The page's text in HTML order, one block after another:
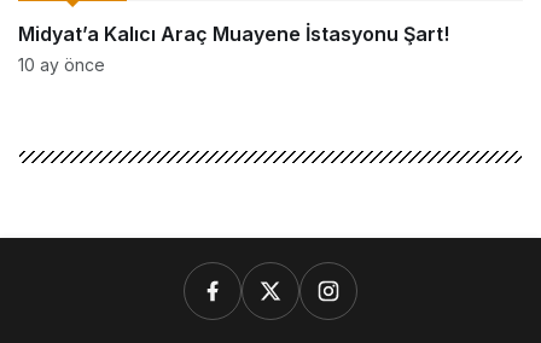
Midyat’a Kalıcı Araç Muayene İstasyonu Şart!
10 ay önce